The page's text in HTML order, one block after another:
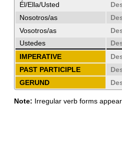
Él/Ella/Usted
Nosotros/as
Vosotros/as
Ustedes
IMPERATIVE
PAST PARTICIPLE
GERUND
Note: Irregular verb forms